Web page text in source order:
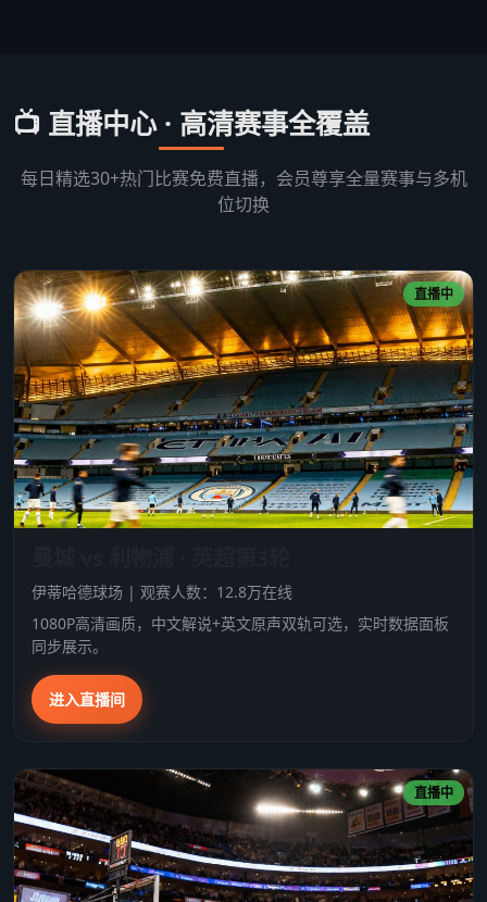
📺 直播中心 · 高清赛事全覆盖
每日精选30+热门比赛免费直播，会员尊享全量赛事与多机
位切换
直播中
伊蒂哈德球场 | 观赛人数：12.8万在线
1080P高清画质，中文解说+英文原声双轨可选，实时数据面板
同步展示。
进入直播间
直播中